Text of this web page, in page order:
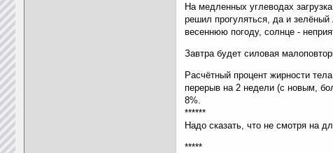
На медленных углеводах
решил прогуляться, да и
весеннюю погоду, солнце -
Завтра будет силовая
Расчётный процент жирности
перерыв на 2 недели (с новым,
8%.
******
Надо сказать, что не смотря на
*****